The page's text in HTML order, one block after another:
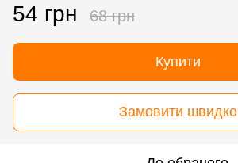
54 грн 68 грн
Купити
Замовити швидко